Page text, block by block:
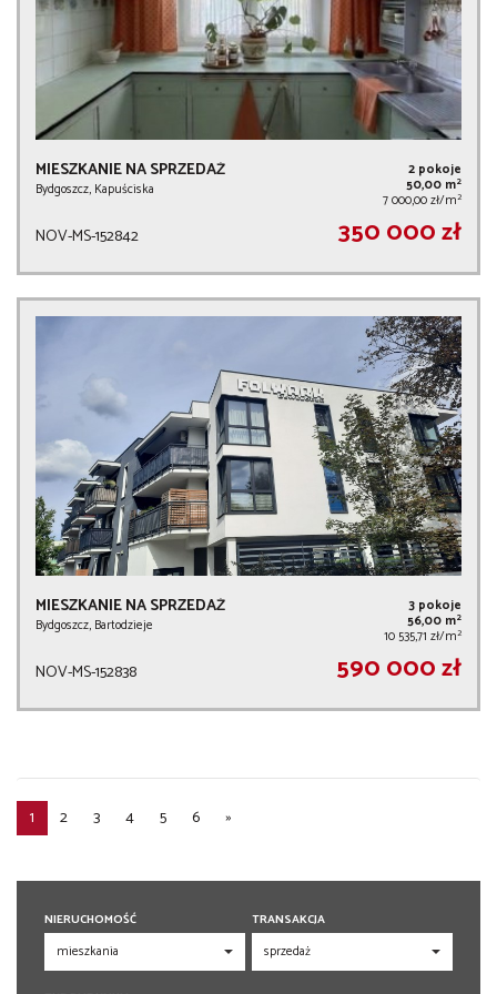
MIESZKANIE NA SPRZEDAŻ
Bydgoszcz, Kapuściska
2 pokoje
50,00 m2
7 000,00 zł/m2
NOV-MS-152842 350 000 zł
MIESZKANIE NA SPRZEDAŻ
Bydgoszcz, Bartodzieje
3 pokoje
56,00 m2
10 535,71 zł/m2
NOV-MS-152838 590 000 zł
1 2 3 4 5 6 »
NIERUCHOMOŚĆ TRANSAKCJA